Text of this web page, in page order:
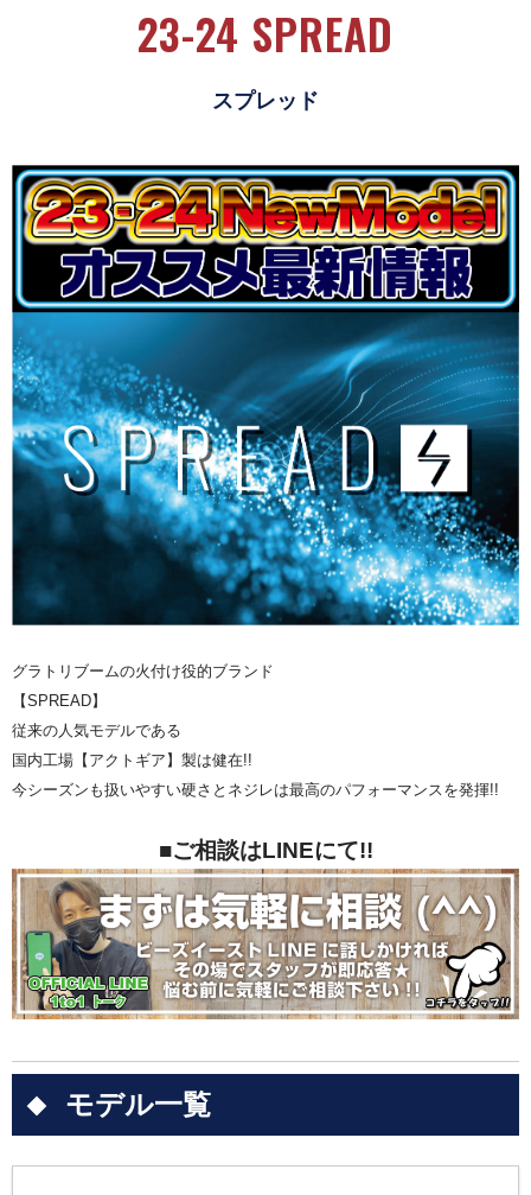
23-24 SPREAD
スプレッド
グラトリブームの火付け役的ブランド
【SPREAD】
従来の人気モデルである
国内工場【アクトギア】製は健在!!
今シーズンも扱いやすい硬さとネジレは最高のパフォーマンスを発揮!!
■ご相談はLINEにて!!
モデル一覧